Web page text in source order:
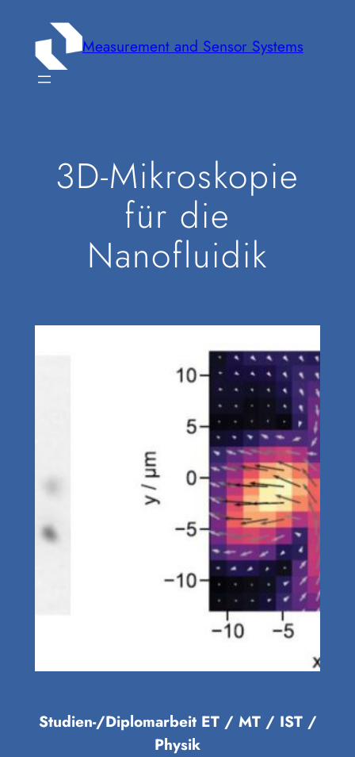
Inhalt
springen
Measurement and Sensor Systems
3D-Mikroskopie
für die
Nanofluidik
Studien-/Diplomarbeit ET / MT / IST /
Physik